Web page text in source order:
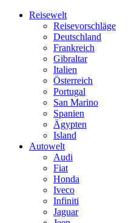
Skip
Reisewelt
Reisevorschläge
Deutschland
Frankreich
Gibraltar
Italien
Österreich
Portugal
San Marino
Spanien
Ägypten
Island
Autowelt
Audi
Fiat
Honda
Iveco
Infiniti
Jaguar